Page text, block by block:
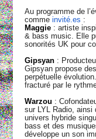
Au programme de
comme invité.es :
Maggie : artiste
& bass music. Elle
sonorités UK pour
Gipsyan:
Gipsyan propose
perpétuelle
fracturé par le
Warzou :
sur LYL Radio, ainsi
univers hybride
bass et des
développe un son